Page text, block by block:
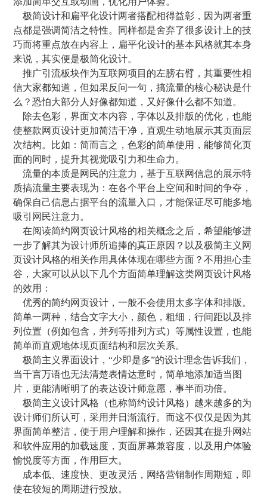
极简设计和扁平化设计两者搭配相得益彰，因为两者重
点都是强调简洁之特性。同样都是舍弃了很多设计上的技
巧而将重点放在内容上，扁平化设计的基本风格就其本身
来说，其实便是极简化设计。
推广引流板块作为互联网项目的左膀右臂，其重要性相
信大家都知道，但如果反问一句，搞流量的核心秘诀是什
么？恐怕大部分人好像都知道，又好像什么都不知道。
除去色彩，界面文本内容，字体以及排版的优化，也能
使整款网页设计更加简洁干净，直观生动地展示其页面层
次结构。比如：简而言之，色彩的简单使用，能够简化页
面的同时，提升其视觉吸引力和生命力。
流量的本质是网民的注意力，基于互联网信息的展示特
质搞流量主要表现为：在各个平台上空间和时间的争夺，
确保自己信息占据平台的流量入口，才能保证尽可能多地
吸引网民注意力。
在阅读简约网页设计风格的相关概念之后，希望能够进
一步了解其为设计师所追捧的真正原因？以及极简主义网
页设计风格的相关作用具体体现在哪些方面？不用担心圭
谷，大家可以从以下几个方面简单理解这类网页设计风格
的效用：
优秀的简约网页设计，一般不会使用太多字体和排版。
简单一两种，结合文字大小，颜色，粗细，行间距以及排
列位置（例如包含，并列等排列方式）等属性设置，也能
简单而直观地体现页面结构和层次关系。
极简主义界面设计，“少即是多”的设计理念告诉我们，
当千言万语也无法清楚表情达意时，简单地添加适当图
片，更能清晰明了的表达设计师意愿，事半而功倍。
极简主义设计风格（也称简约设计风格）越来越多的为
设计师们所认可，采用并日渐流行。而这不仅仅是因为其
界面简单整洁，便于用户理解和操作，还因其在提升网站
和软件应用的加载速度，页面屏幕兼容度，以及用户体验
愉悦度等方面，作用巨大。
成本低、速度快、更改灵活，网络营销制作周期短，即
使在较短的周期进行投放。